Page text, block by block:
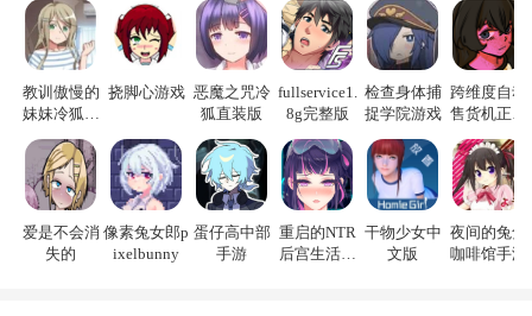
教训傲慢的
妹妹冷狐游
挠脚心游戏 恶魔之咒冷
狐直装版
fullservice1.
8g完整版
检查身体捕
捉学院游戏
跨维度自动
售货机正式
爱是不会消
失的
像素兔女郎p
ixelbunny
蛋仔高中部
手游
重启的NTR
后宫生活游
干物少女中
文版
夜间的兔兔
咖啡馆手游